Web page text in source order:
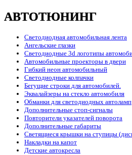
АВТОТЮНИНГ
Светодиодная автомобильная лента
Ангельские глазки
Светодиодные 3d логотипы
Автомобильные проекторы в двери
Гибкий неон автомобильный
Светодиодные колпачки
Бегущие строки для автомобилей.
Эквалайзеры на стекло автомобиля
Обманки для светодиодных автоламп
Дополнительные стоп-сигналы
Повторители указателей поворота
Дополнительные габариты
Светящиеся крышки на ступицы
Накладки на капот
Детские автокресла